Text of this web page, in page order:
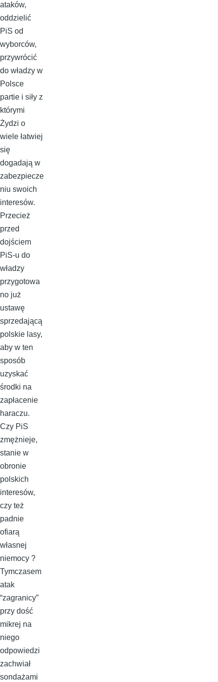
ataków,
oddzielić
PiS od
wyborców,
przywrócić
do władzy w
Polsce
partie i siły z
którymi
Żydzi o
wiele łatwiej
się
dogadają w
zabezpiecze
niu swoich
interesów.
Przecież
przed
dojściem
PiS-u do
władzy
przygotowa
no już
ustawę
sprzedającą
polskie lasy,
aby w ten
sposób
uzyskać
środki na
zapłacenie
haraczu.
Czy PiS
zmężnieje,
stanie w
obronie
polskich
interesów,
czy też
padnie
ofiarą
własnej
niemocy ?
Tymczasem
atak
“zagranicy”
przy dość
mikrej na
niego
odpowiedzi
zachwiał
sondażami